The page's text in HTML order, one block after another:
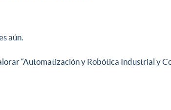
aún.
“Automatización y Robótica Industrial y